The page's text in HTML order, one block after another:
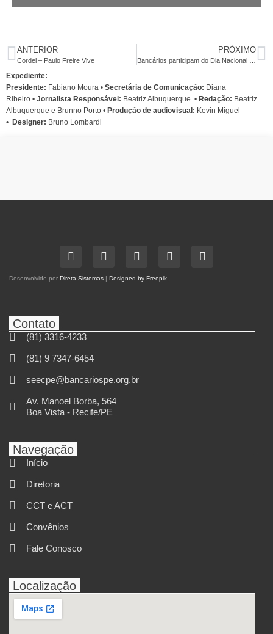
ANTERIOR
Cordel – Paulo Freire Vive
PRÓXIMO
Expediente:
Presidente: Fabiano Moura • Secretária de Comunicação: Diana
Ribeiro • Jornalista Responsável: Beatriz Albuquerque • Redação: Beatriz
Albuquerque e Brunno Porto • Produção de audiovisual: Kevin Miguel
• Designer: Bruno Lombardi
Desenvolvido por Direta Sistemas | Designed by Freepik
Contato
(81) 3316-4233
(81) 9 7347-6454
seecpe@bancariospe.org.br
Av. Manoel Borba, 564
Boa Vista - Recife/PE
Navegação
Início
Diretoria
CCT e ACT
Convênios
Fale Conosco
Localização